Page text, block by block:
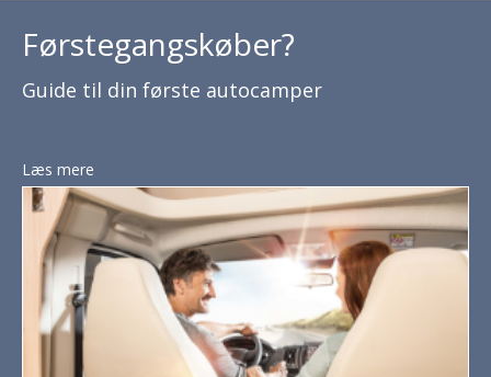
Førstegangskøber?
Guide til din første autocamper
Læs mere